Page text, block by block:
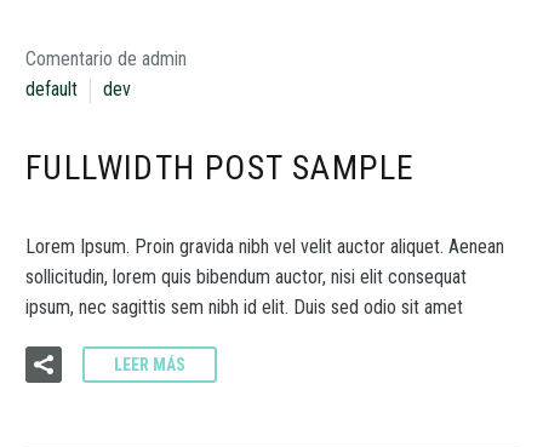
Comentario de admin
default
dev
FULLWIDTH POST SAMPLE
Lorem Ipsum. Proin gravida nibh vel velit auctor aliquet. Aenean
sollicitudin, lorem quis bibendum auctor, nisi elit consequat
ipsum, nec sagittis sem nibh id elit. Duis sed odio sit amet
LEER MÁS